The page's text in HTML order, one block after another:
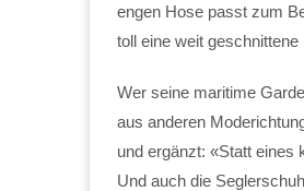
engen Hose passt zum
toll eine weit
Wer seine maritime
aus anderen
und ergänzt: «Statt eines
Und auch die